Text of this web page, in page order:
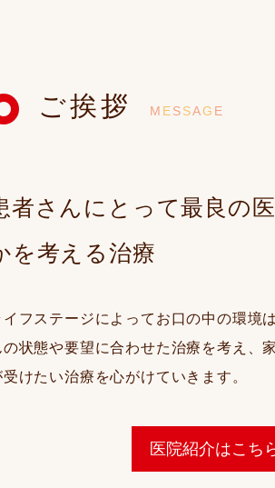
ご挨拶 M ESSAG E
者さんにとって最良の
を考える治療
イフステージによってお口の中の環境
の状態や要望に合わせた治療を考え、
受けたい治療を心がけていきます。
医院紹介はこち